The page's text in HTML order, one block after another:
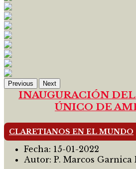
Previous Next
INAUGURACIÓN
ÚNICO DE
CLARETIANOS EN EL MUNDO
Fecha: 15-01-2022
Autor: P. Marcos Garnica